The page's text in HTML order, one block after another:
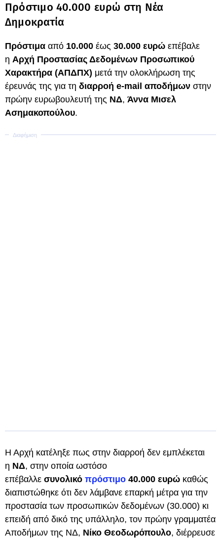
Πρόστιμο 40.000 ευρώ στη Νέα
Δημοκρατία
Πρόστιμα από 10.000 έως 30.000 ευρώ επέβαλε
η Αρχή Προστασίας Δεδομένων Προσωπικού
Χαρακτήρα (ΑΠΔΠΧ) μετά την ολοκλήρωση της
έρευνάς της για τη διαρροή e-mail αποδήμων στην
πρώην ευρωβουλευτή της ΝΔ, Άννα Μισελ
Ασημακοπούλου.
Η Αρχή κατέληξε πως στην διαρροή δεν εμπλέκεται
η ΝΔ, στην οποία ωστόσο
επέβαλλε συνολικό πρόστιμο 40.000 ευρώ καθώς
διαπιστώθηκε ότι δεν λάμβανε επαρκή μέτρα για την
προστασία των προσωπικών δεδομένων (30.000) κι
επειδή από δικό της υπάλληλο, τον πρώην γραμματέα
Αποδήμων της ΝΔ, Νίκο Θεοδωρόπουλο, διέρρευσε